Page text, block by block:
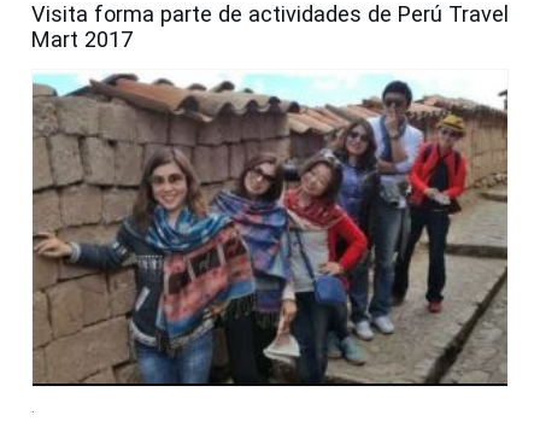
Visita forma parte de actividades de Perú Travel
Mart 2017
.